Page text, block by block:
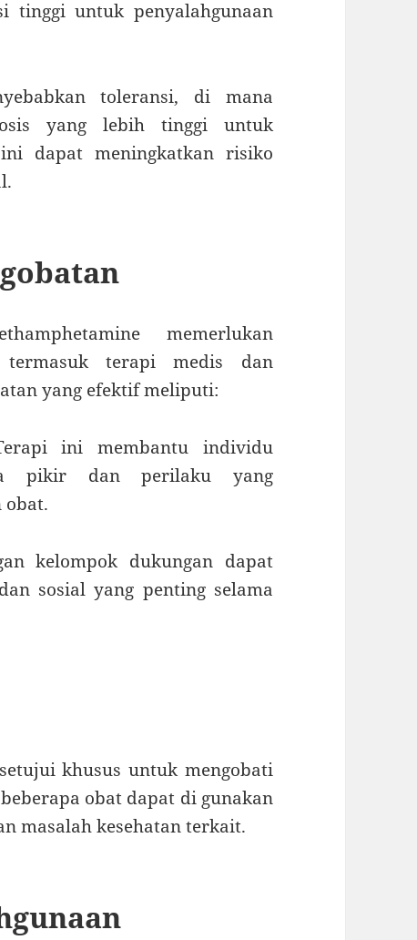
tinggi untuk penyalahgunaan
toleransi, di mana
yang lebih tinggi untuk
dapat meningkatkan risiko
memerlukan
termasuk terapi medis dan
yang efektif meliputi:
ini membantu individu
pikir dan perilaku yang
obat.
kelompok dukungan dapat
sosial yang penting selama
khusus untuk mengobati
obat dapat di gunakan
masalah kesehatan terkait.